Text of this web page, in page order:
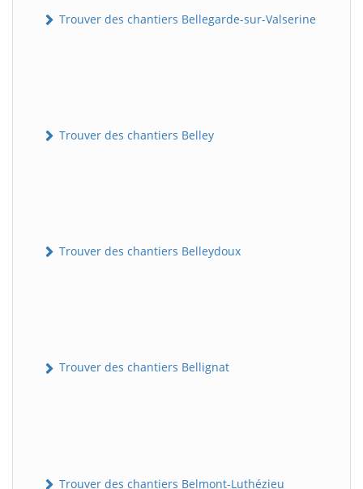
Trouver des chantiers Bellegarde-sur-Valserine
Trouver des chantiers Belley
Trouver des chantiers Belleydoux
Trouver des chantiers Bellignat
Trouver des chantiers Belmont-Luthézieu